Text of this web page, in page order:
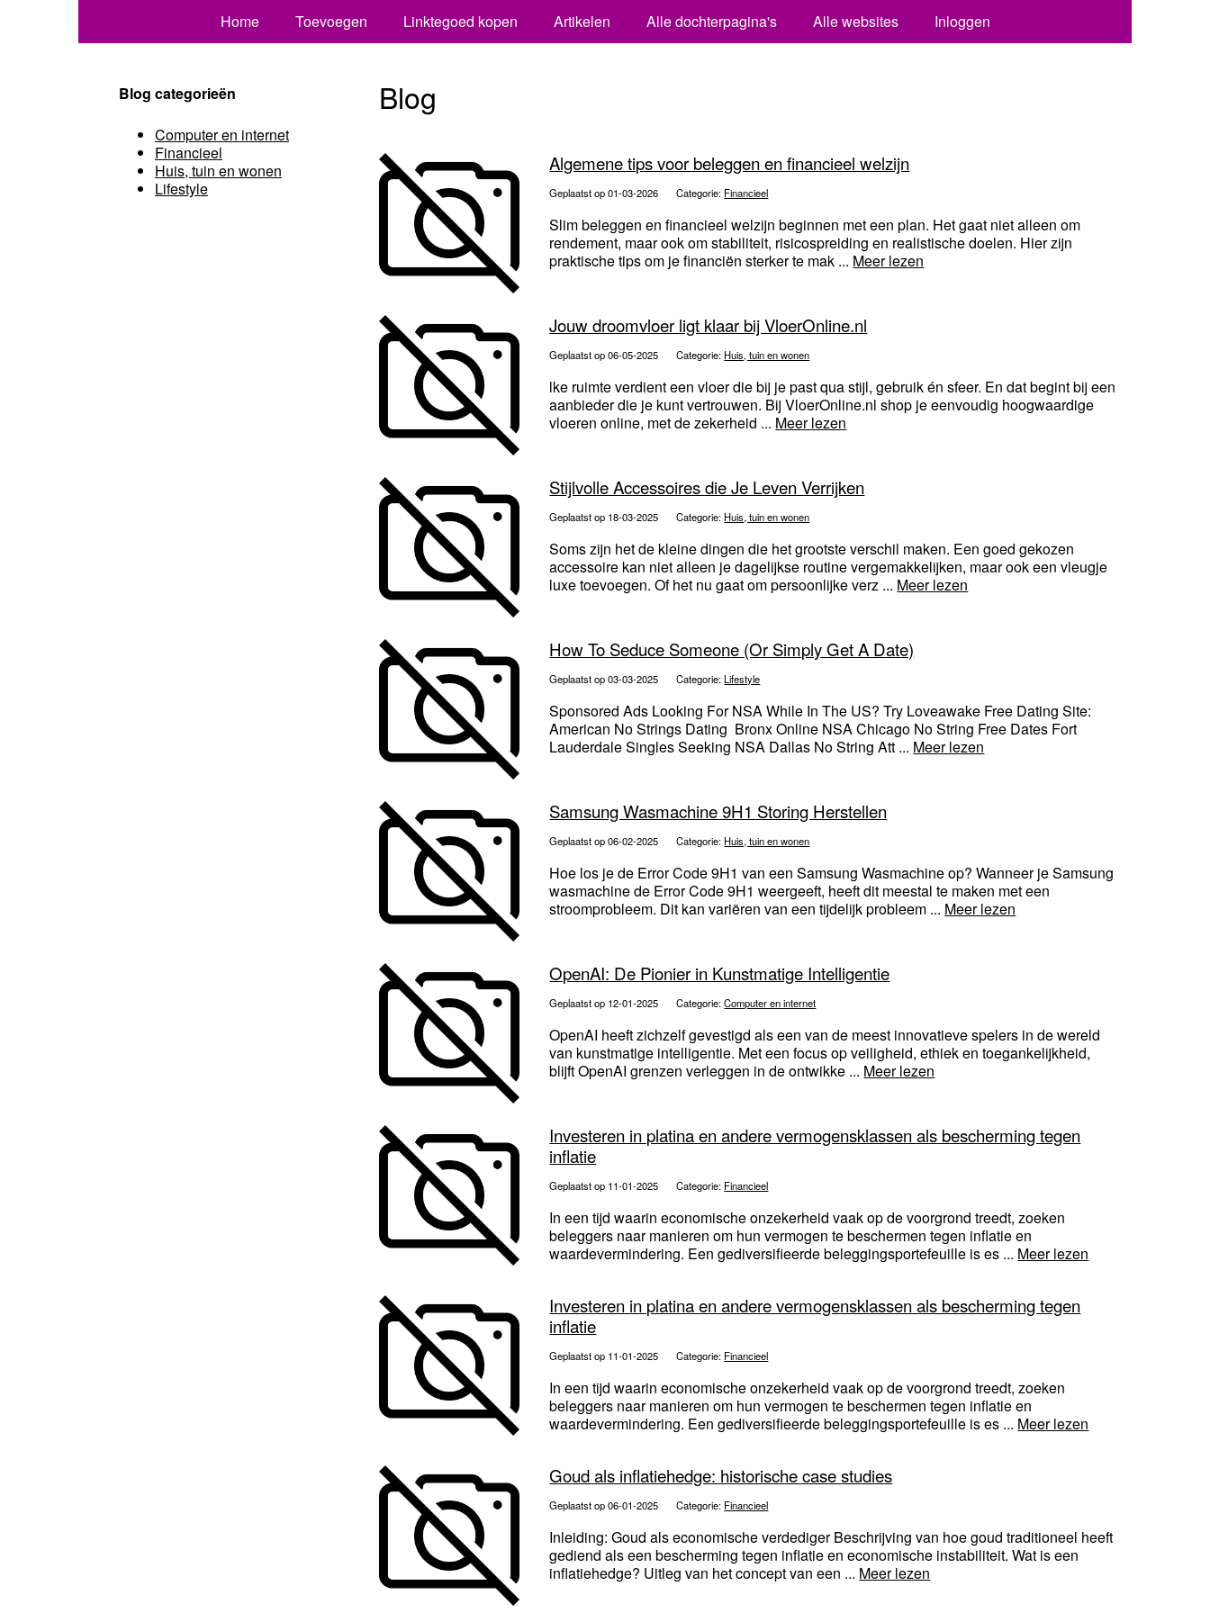
Home Toevoegen Linktegoed kopen Artikelen Alle dochterpagina's Alle websites Inloggen
Blog
Algemene tips voor beleggen en financieel welzijn
Geplaatst op 01-03-2026 Categorie: Financieel
Slim beleggen en financieel welzijn beginnen met een plan. Het gaat niet alleen om
rendement, maar ook om stabiliteit, risicospreiding en realistische doelen. Hier zijn
praktische tips om je financiën sterker te mak ... Meer lezen
Jouw droomvloer ligt klaar bij VloerOnline.nl
Geplaatst op 06-05-2025 Categorie: Huis, tuin en wonen
lke ruimte verdient een vloer die bij je past qua stijl, gebruik én sfeer. En dat begint bij een
aanbieder die je kunt vertrouwen. Bij VloerOnline.nl shop je eenvoudig hoogwaardige
vloeren online, met de zekerheid ... Meer lezen
Stijlvolle Accessoires die Je Leven Verrijken
Geplaatst op 18-03-2025 Categorie: Huis, tuin en wonen
Soms zijn het de kleine dingen die het grootste verschil maken. Een goed gekozen
accessoire kan niet alleen je dagelijkse routine vergemakkelijken, maar ook een vleugje
luxe toevoegen. Of het nu gaat om persoonlijke verz ... Meer lezen
How To Seduce Someone (Or Simply Get A Date)
Geplaatst op 03-03-2025 Categorie:Lifestyle
Sponsored Ads Looking For NSA While In The US? Try Loveawake Free Dating Site:
American No Strings Dating Bronx Online NSA Chicago No String Free Dates Fort
Lauderdale Singles Seeking NSA Dallas No String Att ... Meer lezen
Samsung Wasmachine 9H1 Storing Herstellen
Geplaatst op 06-02-2025 Categorie: Huis, tuin en wonen
Hoe los je de Error Code 9H1 van een Samsung Wasmachine op? Wanneer je Samsung
wasmachine de Error Code 9H1 weergeeft, heeft dit meestal te maken met een
stroomprobleem. Dit kan variëren van een tijdelijk probleem ... Meer lezen
OpenAI: De Pionier in Kunstmatige Intelligentie
Geplaatst op 12-01-2025 Categorie:Computer en internet
OpenAI heeft zichzelf gevestigd als een van de meest innovatieve spelers in de wereld
van kunstmatige intelligentie. Met een focus op veiligheid, ethiek en toegankelijkheid,
blijft OpenAI grenzen verleggen in de ontwikke ... Meer lezen
Investeren in platina en andere vermogensklassen als bescherming tegen
inflatie
Geplaatst op 11-01-2025 Categorie: Financieel
In een tijd waarin economische onzekerheid vaak op de voorgrond treedt, zoeken
beleggers naar manieren om hun vermogen te beschermen tegen inflatie en
waardevermindering. Een gediversifieerde beleggingsportefeuille is es ... Meer lezen
Investeren in platina en andere vermogensklassen als bescherming tegen
inflatie
Geplaatst op 11-01-2025 Categorie: Financieel
In een tijd waarin economische onzekerheid vaak op de voorgrond treedt, zoeken
beleggers naar manieren om hun vermogen te beschermen tegen inflatie en
waardevermindering. Een gediversifieerde beleggingsportefeuille is es ... Meer lezen
Goud als inflatiehedge: historische case studies
Geplaatst op 06-01-2025 Categorie: Financieel
Inleiding: Goud als economische verdediger Beschrijving van hoe goud traditioneel heeft
gediend als een bescherming tegen inflatie en economische instabiliteit. Wat is een
inflatiehedge? Uitleg van het concept van een ... Meer lezen
Blog categorieën
Computer en internet
Financieel
Huis, tuin en wonen
Lifestyle